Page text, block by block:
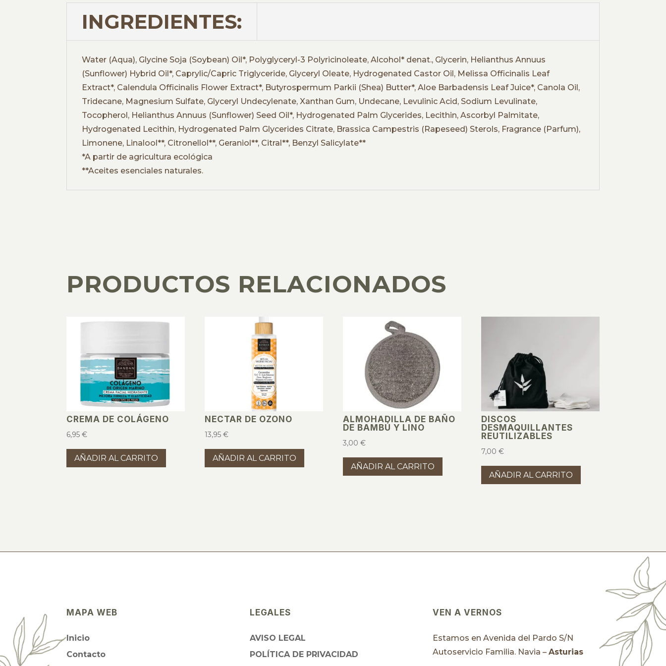
INGREDIENTES:
Water (Aqua), Glycine Soja (Soybean) Oil*, Polyglyceryl-3 Polyricinoleate, Alcohol* denat., Glycerin, Helianthus Annuus
(Sunflower) Hybrid Oil*, Caprylic/Capric Triglyceride, Glyceryl Oleate, Hydrogenated Castor Oil, Melissa Officinalis Leaf
Extract*, Calendula Officinalis Flower Extract*, Butyrospermum Parkii (Shea) Butter*, Aloe Barbadensis Leaf Juice*, Canola Oil,
Tridecane, Magnesium Sulfate, Glyceryl Undecylenate, Xanthan Gum, Undecane, Levulinic Acid, Sodium Levulinate,
Tocopherol, Helianthus Annuus (Sunflower) Seed Oil*, Hydrogenated Palm Glycerides, Lecithin, Ascorbyl Palmitate,
Hydrogenated Lecithin, Hydrogenated Palm Glycerides Citrate, Brassica Campestris (Rapeseed) Sterols, Fragrance (Parfum),
Limonene, Linalool**, Citronellol**, Geraniol**, Citral**, Benzyl Salicylate**
*A partir de agricultura ecológica
**Aceites esenciales naturales.
PRODUCTOS RELACIONADOS
CREMA DE COLÁGENO
6,95€
AÑADIR AL CARRITO
NECTAR DE OZONO
13,95€
AÑADIR AL CARRITO
ALMOHADILLA DE BAÑO
DE BAMBÚ Y LINO
3,00€
AÑADIR AL CARRITO
DISCOS
DESMAQUILLANTES
REUTILIZABLES
7,00€
AÑADIR AL CARRITO
MAPA WEB
Inicio
Contacto
LEGALES
AVISO LEGAL
POLÍTICA DE PRIVACIDAD
VEN A VERNOS
Estamos en Avenida del Pardo S/N
Autoservicio Familia. Navia – Asturias